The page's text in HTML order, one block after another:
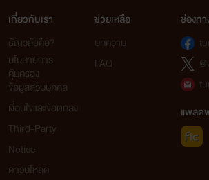
เกี่ยวกับเรา
ธัญวลัยคือ?
นโยบายการ
คุ้มครอง
ข้อมูลส่วนบุคคล
เงื่อนไขและข้อตกลง
Third-Party
Notice
ดาวน์โหลด
ช่วยเหลือ
บทความ
FAQ
ช่องท
แพลต